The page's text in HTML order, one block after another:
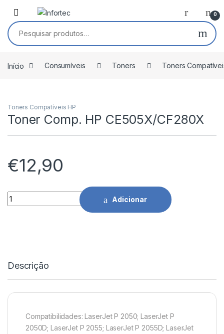
Saltar para navegação
Pular para o conteúdo
0
Pesquisar por:
Início Consumíveis Toners Toners
Toners Compatíveis HP
Toner Comp. HP CE505X/CF280X
€12,90
Toner Comp. HP CE505X/CF280X quantidade
Adicionar
Descrição
Compatibilidades: LaserJet P 2050; LaserJet P
2050D; LaserJet P 2055; LaserJet P 2055D; LaserJet